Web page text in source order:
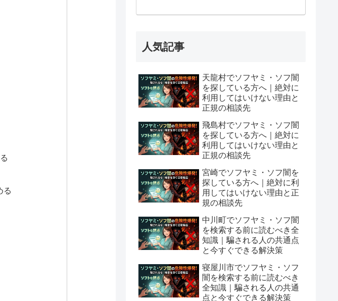
る
人気記事
天龍村でソフヤミ・ソフ闇
を探している方へ｜絶対に
利用してはいけない理由と
正規の相談先
飛島村でソフヤミ・ソフ闇
を探している方へ｜絶対に
利用してはいけない理由と
正規の相談先
宮崎でソフヤミ・ソフ闇を
探している方へ｜絶対に利
用してはいけない理由と正
規の相談先
中川町でソフヤミ・ソフ闇
を検索する前に読むべき全
知識｜騙される人の共通点
と今すぐできる解決策
寝屋川市でソフヤミ・ソフ
闇を検索する前に読むべき
全知識｜騙される人の共通
点と今すぐできる解決策